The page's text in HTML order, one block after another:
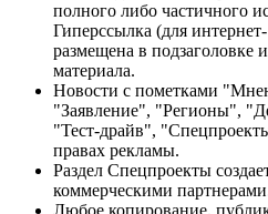
полного либо частичного
Гиперссылка (для
размещена в подзаголовке
материала.
Новости с пометками
"Заявление", "Регионы",
"Тест-драйв",
правах рекламы.
Раздел Спецпроекты
коммерческими
Любое копирование,